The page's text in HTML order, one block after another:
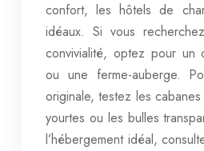
confort, les hôtels de
idéaux. Si vous
convivialité, optez pour un
ou une ferme-auberge.
originale, testez les
yourtes ou les bulles
l’hébergement idéal,